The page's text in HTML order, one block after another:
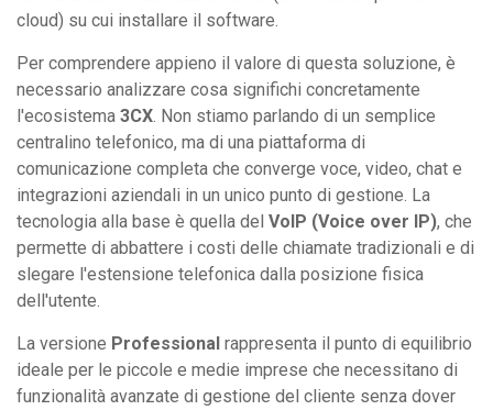
cloud) su cui installare il software.
Per comprendere appieno il valore di questa soluzione, è
necessario analizzare cosa significhi concretamente
l'ecosistema 3CX. Non stiamo parlando di un semplice
centralino telefonico, ma di una piattaforma di
comunicazione completa che converge voce, video, chat e
integrazioni aziendali in un unico punto di gestione. La
tecnologia alla base è quella del VoIP (Voice over IP), che
permette di abbattere i costi delle chiamate tradizionali e di
slegare l'estensione telefonica dalla posizione fisica
dell'utente.
La versione Professional rappresenta il punto di equilibrio
ideale per le piccole e medie imprese che necessitano di
funzionalità avanzate di gestione del cliente senza dover